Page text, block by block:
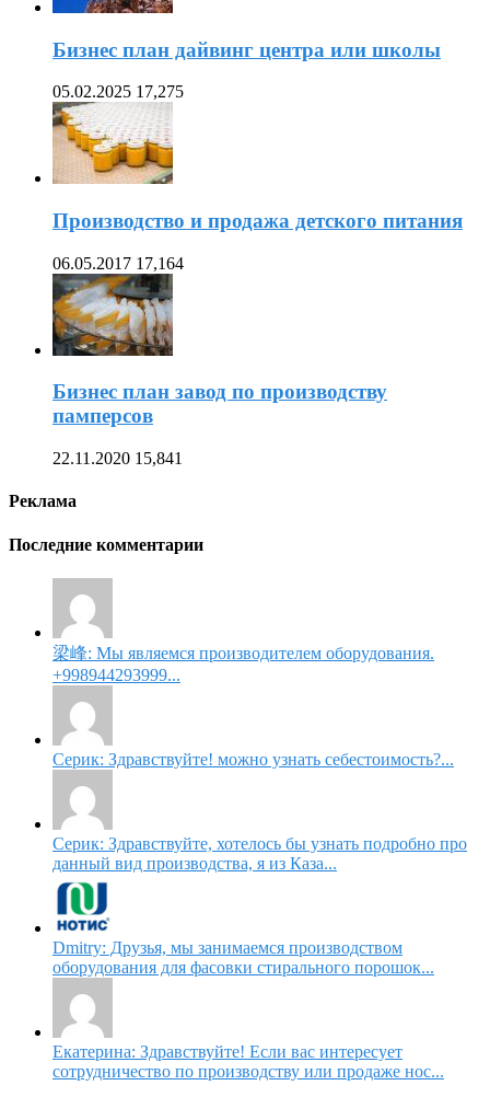
Бизнес план дайвинг центра или школы
05.02.2025 17,275
Производство и продажа детского питания
06.05.2017 17,164
Бизнес план завод по производству
памперсов
22.11.2020 15,841
Реклама
Последние комментарии
梁峰: Мы являемся производителем оборудования.
+998944293999...
Серик: Здравствуйте! можно узнать себестоимость?...
Серик: Здравствуйте, хотелось бы узнать подробно про
данный вид производства, я из Каза...
Dmitry: Друзья, мы занимаемся производством
оборудования для фасовки стирального порошок...
Екатерина: Здравствуйте! Если вас интересует
сотрудничество по производству или продаже нос...